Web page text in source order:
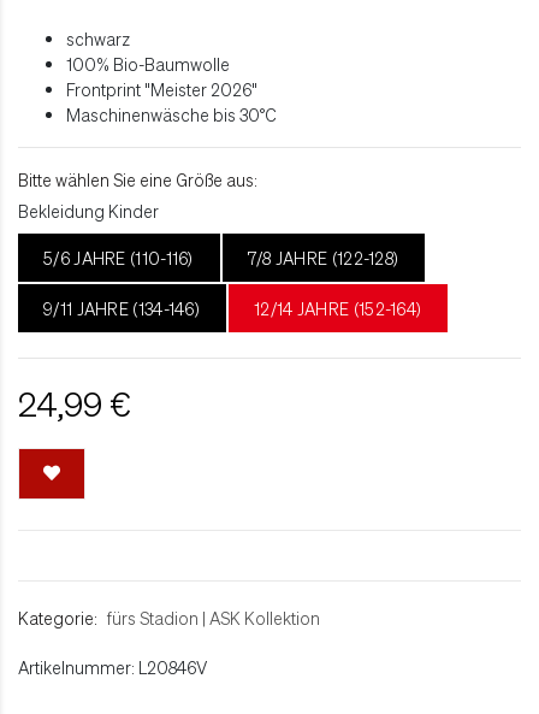
schwarz
100% Bio-Baumwolle
Frontprint "Meister 2026"
Maschinenwäsche bis 30°C
Bitte wählen Sie eine Größe aus:
Bekleidung Kinder
5/6 JAHRE (110-116) 7/8 JAHRE (122-128)
9/11 JAHRE (134-146) 12/14 JAHRE (152-164)
24,99 €
Kategorie: fürs Stadion | ASK Kollektion
Artikelnummer: L20846V